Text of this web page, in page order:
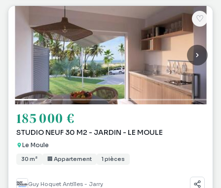
♡
185 000 €
STUDIO NEUF 30 M2 - JARDIN - LE MOULE
Le Moule
30 m² 🏢 Appartement 1 pièces
Guy Hoquet Antilles - Jarry